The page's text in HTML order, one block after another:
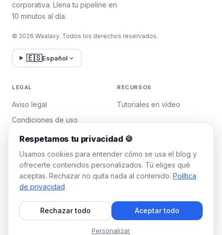
corporativa. Llena tu pipeline en
10 minutos al día.
© 2026 Waalaxy. Todos los derechos reservados.
🇪🇸Español
LEGAL
Aviso legal
Condiciones de uso
Política de privacidad
Gestionar cookies
RECURSOS
Tutoriales en vídeo
WAALAXY
Plan Team
Respetamos tu privacidad 🍪
Usamos cookies para entender cómo se usa el blog y
ofrecerte contenidos personalizados. Tú eliges qué
aceptas. Rechazar no quita nada al contenido. Política
de privacidad
Rechazar todo Aceptar todo
Personalizar